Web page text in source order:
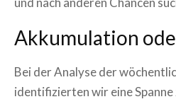
Akkumulation
Bei der Analyse der
identifizierten wir eine Spanne